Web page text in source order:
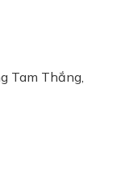
Tam Thắng,